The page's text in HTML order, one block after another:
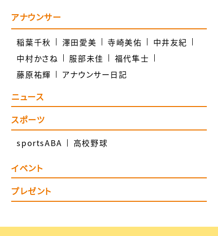
アナウンサー
稲葉千秋 澤田愛美 寺崎美佑
中井友紀
中村かさね
服部未佳
福代隼士
藤原祐輝
アナウンサー日記
ニュース
スポーツ
sportsABA 高校野球
イベント
プレゼント